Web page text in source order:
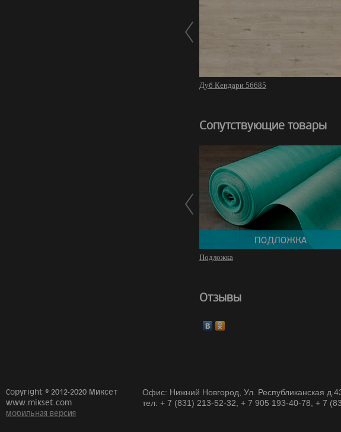
Дуб Кендари 56685
Сопутствующие товары
Подложка
Отзывы
Copyright © 2012-2020 Миксет
www.mikset.com
мобильная версия
Офис: Нижний Новгород, Ул. Республиканская
тел: + 7 (831) 213-52-32, + 7 905 193-40-78, + 7